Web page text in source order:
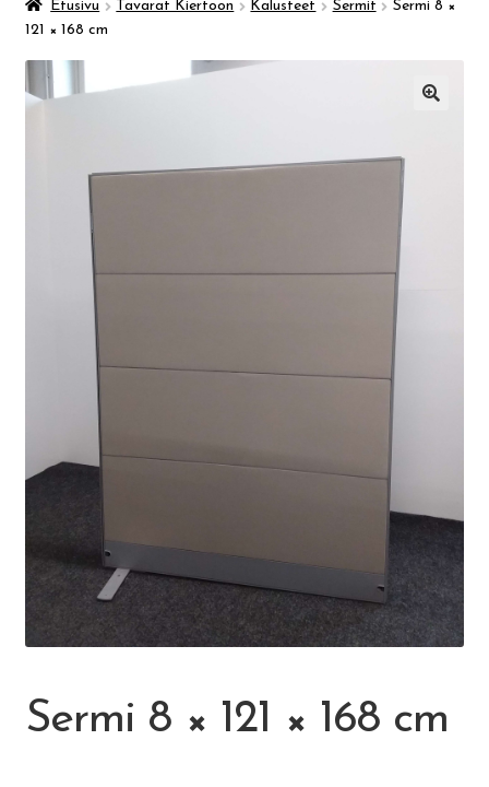
Taidemuseo & Ratamo
Suomen käsityön museo
Varhaiskasvatus
Ateria- ja välipalamaksut
Mämminiemi
Taideapteekki
Kirjasto
Valon Kaupunki
Ohje
Etusivu Tavarat Kiertoon Kalusteet Sermit
Sermi 8 ×
121 × 168 cm
Sermi 8 × 121 × 168 cm